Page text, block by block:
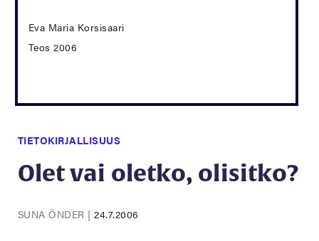
Eva Maria Korsisaari
Teos 2006
TIETOKIRJALLISUUS
Olet vai oletko, olisitko?
SUNA ÖNDER |24.7.2006